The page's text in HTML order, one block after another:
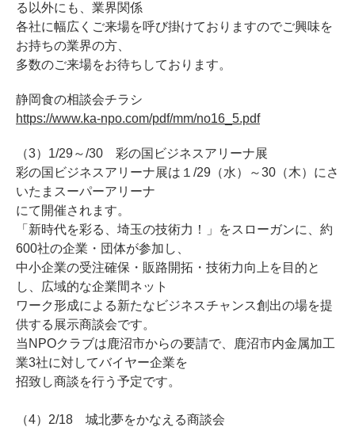
る以外にも、業界関係
各社に幅広くご来場を呼び掛けておりますのでご興味を
お持ちの業界の方、
多数のご来場をお待ちしております。
静岡食の相談会チラシ
https://www.ka-npo.com/pdf/mm/no16_5.pdf
（3）1/29～/30 彩の国ビジネスアリーナ展
彩の国ビジネスアリーナ展は１/29（水）～30（木）にさ
いたまスーパーアリーナ
にて開催されます。
「新時代を彩る、埼玉の技術力！」をスローガンに、約
600社の企業・団体が参加し、
中小企業の受注確保・販路開拓・技術力向上を目的と
し、広域的な企業間ネット
ワーク形成による新たなビジネスチャンス創出の場を提
供する展示商談会です。
当NPOクラブは鹿沼市からの要請で、鹿沼市内金属加工
業3社に対してバイヤー企業を
招致し商談を行う予定です。
（4）2/18 城北夢をかなえる商談会